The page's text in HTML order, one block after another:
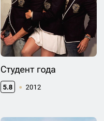
Студент года
5.8 2012